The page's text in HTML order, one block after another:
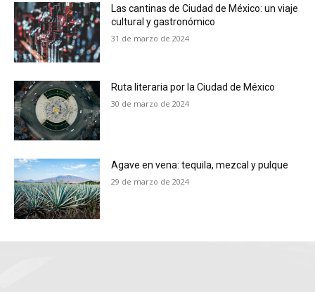
Las cantinas de Ciudad de México: un viaje
cultural y gastronómico
31 de marzo de 2024
Ruta literaria por la Ciudad de México
30 de marzo de 2024
Agave en vena: tequila, mezcal y pulque
29 de marzo de 2024